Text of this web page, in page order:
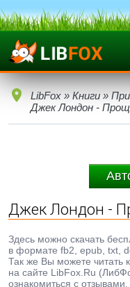
LibFox » Книги »
Джек Лондон -
Джек Лондон -
Здесь можно скачать
в формате fb2, epub, txt,
Так же Вы можете читать
на сайте LibFox.Ru
ознакомиться с отзывами.